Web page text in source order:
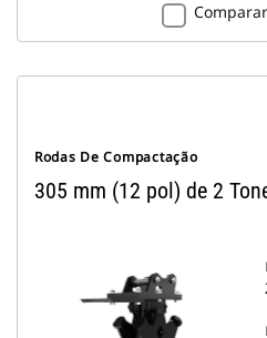
Rodas De Compactação
305 mm (12 pol) de 2